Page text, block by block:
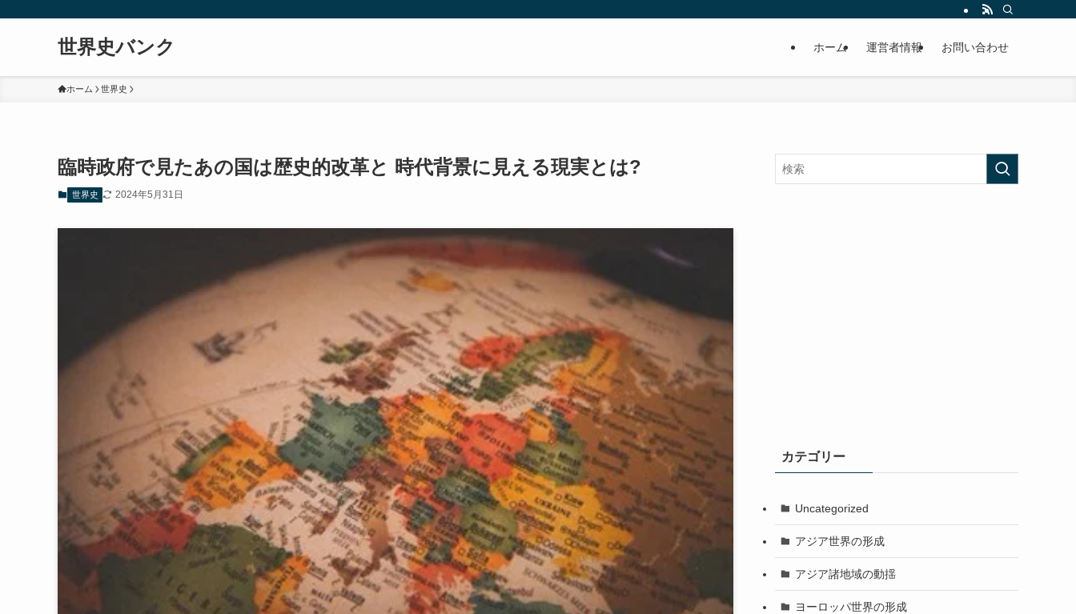
世界史バンク ホーム 運営者情報 お問い合わせ
ホーム 世界史
臨時政府で見たあの国は歴史的改革と 時代背景に見える現実とは?
世界史 2024年5月31日
カテゴリー
Uncategorized
アジア世界の形成
アジア諸地域の動揺
ヨーロッパ世界の形成